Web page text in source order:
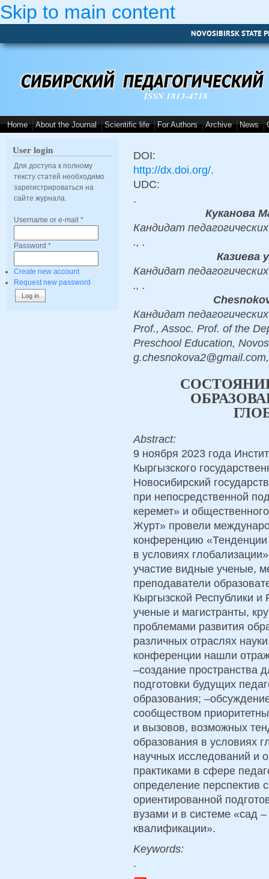
Skip to main content
NOVOSIBIRSK STATE
ISSN 1813-4718
Home About the Journal Scientific life For Authors Archive News
User login
Для доступа к полному
тексту статей необходимо
зарегистрироваться на
сайте журнала.
Username or e-mail *
Password *
Create new account
Request new password
DOI:
http://dx.doi.org/.
UDC:
.
Куканова
Кандидат
., .
Казиева
Кандидат
., .
Кандидат
Prof., Assoc. Prof. of the
Preschool Education,
Abstract:
9 ноября 2023 года
Кыргызского
Новосибирский
при непосредственной
керемет» и
Журт» провели
конференцию «Тенденции
в условиях
участие видные ученые,
преподаватели
Кыргызской Республики
ученые и магистранты,
проблемами развития
различных отраслях
конференции нашли
–создание пространства
подготовки будущих
образования;
сообществом
и вызовов, возможных
образования в условиях
научных исследований и
практиками в сфере
определение перспектив
ориентированной
вузами и в системе «сад
квалификации».
Keywords:
.